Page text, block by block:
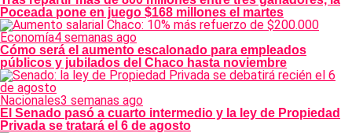
Poceada pone en juego $168 millones el martes
Economía4 semanas ago
Cómo será el aumento escalonado para empleados
públicos y jubilados del Chaco hasta noviembre
Nacionales3 semanas ago
El Senado pasó a cuarto intermedio y la ley de Propiedad
Privada se tratará el 6 de agosto